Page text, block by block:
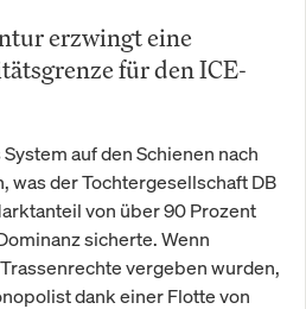
erzwingt eine
für den ICE-
auf den Schienen nach
was der Tochtergesellschaft DB
von über 90 Prozent
sicherte. Wenn
vergeben wurden,
dank einer Flotte von